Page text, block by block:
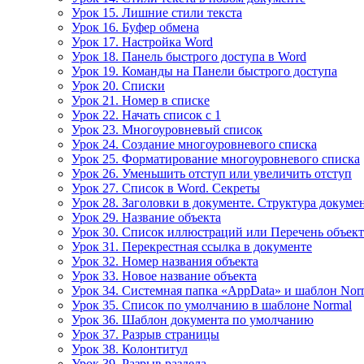
Урок 15. Лишние стили текста
Урок 16. Буфер обмена
Урок 17. Настройка Word
Урок 18. Панель быстрого доступа в Word
Урок 19. Команды на Панели быстрого доступа
Урок 20. Списки
Урок 21. Номер в списке
Урок 22. Начать список с 1
Урок 23. Многоуровневый список
Урок 24. Создание многоуровневого списка
Урок 25. Форматирование многоуровневого списка
Урок 26. Уменьшить отступ или увеличить отступ
Урок 27. Список в Word. Секреты
Урок 28. Заголовки в документе. Структура
Урок 29. Название объекта
Урок 30. Список иллюстраций или Перечень
Урок 31. Перекрестная ссылка в документе
Урок 32. Номер названия объекта
Урок 33. Новое название объекта
Урок 34. Системная папка «AppData» и шаблон
Урок 35. Список по умолчанию в шаблоне Normal
Урок 36. Шаблон документа по умолчанию
Урок 37. Разрыв страницы
Урок 38. Колонтитул